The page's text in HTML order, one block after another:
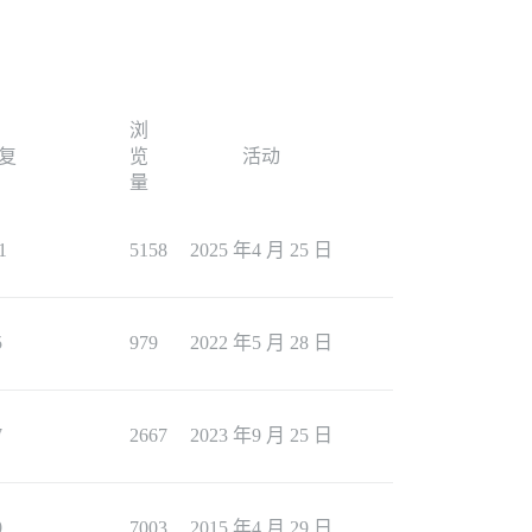
浏
览
量
活动
5158 2025 年4 月 25 日
979 2022 年5 月 28 日
2667 2023 年9 月 25 日
7003 2015 年4 月 29 日